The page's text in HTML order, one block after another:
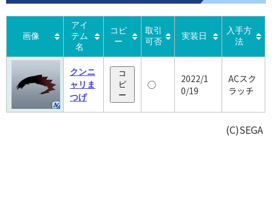
画像
アイ
テム
名
コピ
ー
取引
可否
実装日
入手方
法
クンニ
ャリま
つげ
コ
ピ
ー
◯
2022/1
0/19
ACスク
ラッチ
(C)SEGA